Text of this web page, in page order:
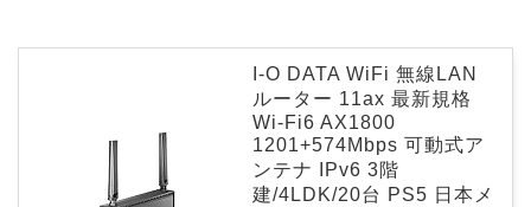
I-O DATA WiFi 無線LAN
ルーター 11ax 最新規格
Wi-Fi6 AX1800
1201+574Mbps 可動式ア
ンテナ IPv6 3階
建/4LDK/20台 PS5 日本メ